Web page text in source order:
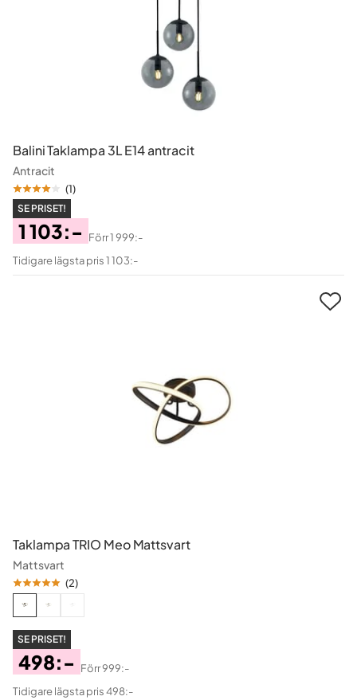
Balini Taklampa 3L E14 antracit
Antracit
(1)
SE PRISET!
Pris
1 103:-
Original
Pris
Förr1 999:-
Tidigare lägsta pris 1 103:-
Taklampa TRIO Meo Mattsvart
Mattsvart
(2)
SE PRISET!
Pris
498:-
Original
Förr999:-
Tidigare lägsta pris 498:-